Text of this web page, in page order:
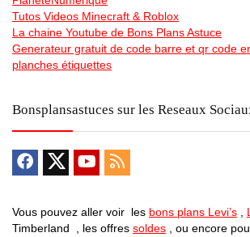
Tutos Videos Minecraft & Roblox
La chaine Youtube de Bons Plans Astuce
Generateur gratuit de code barre et qr code
planches étiquettes
Bonsplansastuces sur les Reseaux
Vous pouvez aller voir les bons plans Levi’s ,
Timberland , les offres soldes , ou encore